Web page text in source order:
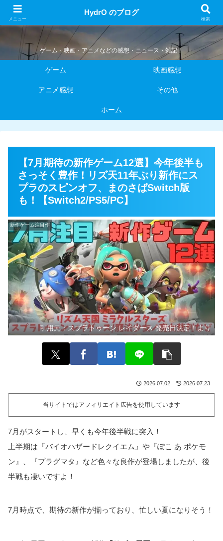
HydrO のブログ
ゲーム・映画・アニメなどの感想・ニュース・雑記！
ゲーム 映画感想
アニメ感想 その他
ホーム
【7月期待の新作ゲーム12選】今年後半も
さっそく豊作！リズ天11年ぶり新作にス
プラのスピンオフ、まのさばSwitch版
も！【Switch2/PS5/PC】
新作ゲーム注目作
引用元：スプラトゥーン レイダース 発売日決定！より
2026.07.02 2026.07.23
当サイトではアフィリエイト広告を使用しています
7月がスタートし、早くも今年後半戦に突入！
上半期は『バイオハザードレクイエム』や『ぽこ あ ポケモ
ン』、『プラグマタ』など色々な良作が登場しましたが、後
半戦も凄いですよ！
7月時点で、期待の新作が揃っており、忙しい夏になりそう！
メニュー
HydrO のブログ
検索